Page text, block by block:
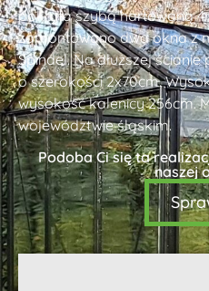
pokryta szybą hartowaną
zamontowano dwa okna z
Spindel. Na dłuższej
o szerokości 2x70cm.
wysokość kalenicy 256cm.
województwie śląskim.
Podoba Ci się ta
naszej